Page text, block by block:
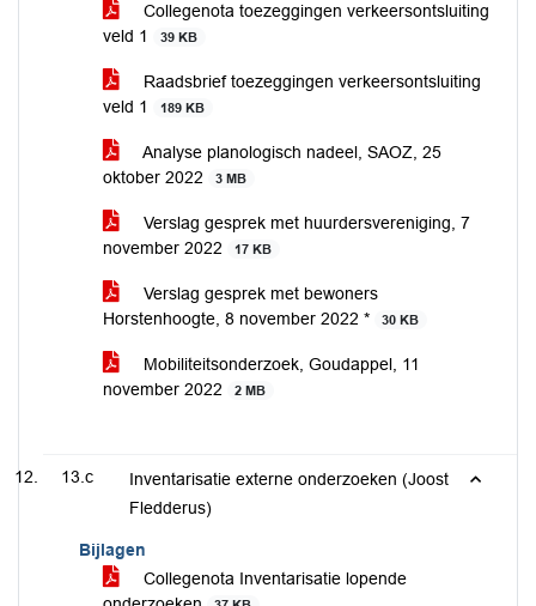
Collegenota toezeggingen verkeersontsluiting
veld 1
39 KB
Raadsbrief toezeggingen verkeersontsluiting
veld 1
189 KB
Analyse planologisch nadeel, SAOZ, 25
oktober 2022
3 MB
Verslag gesprek met huurdersvereniging, 7
november 2022
17 KB
Verslag gesprek met bewoners
Horstenhoogte, 8 november 2022 *
30 KB
Mobiliteitsonderzoek, Goudappel, 11
november 2022
2 MB
13.c
Inventarisatie externe onderzoeken (Joost
Fledderus)
Bijlagen
Collegenota Inventarisatie lopende